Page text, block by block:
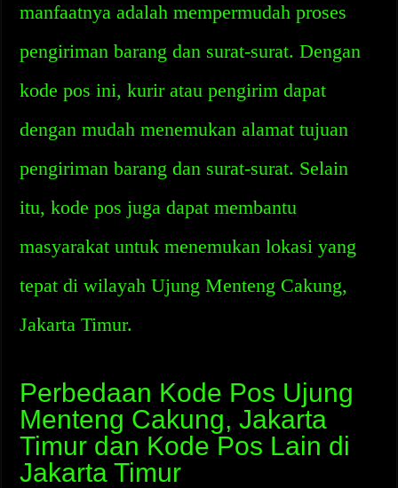
manfaatnya adalah mempermudah proses
pengiriman barang dan surat-surat. Dengan
kode pos ini, kurir atau pengirim dapat
dengan mudah menemukan alamat tujuan
pengiriman barang dan surat-surat. Selain
itu, kode pos juga dapat membantu
masyarakat untuk menemukan lokasi yang
tepat di wilayah Ujung Menteng Cakung,
Jakarta Timur.
Perbedaan Kode Pos Ujung
Menteng Cakung, Jakarta
Timur dan Kode Pos Lain di
Jakarta Timur